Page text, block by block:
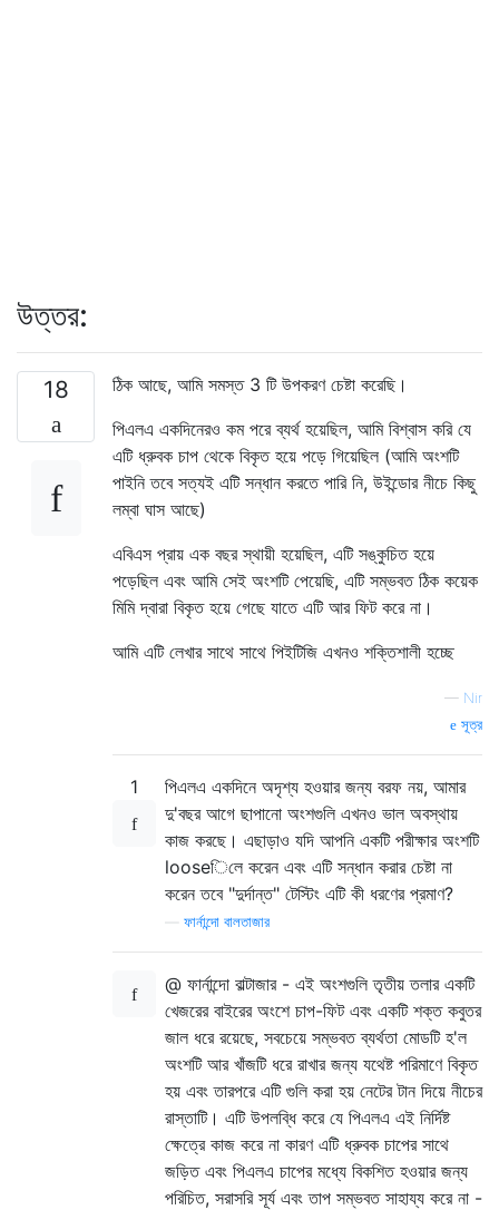
উত্তর:
18
ঠিক আছে, আমি সমস্ত 3 টি উপকরণ চেষ্টা করেছি।
পিএলএ একদিনেরও কম পরে ব্যর্থ হয়েছিল, আমি বিশ্বাস করি যে
এটি ধ্রুবক চাপ থেকে বিকৃত হয়ে পড়ে গিয়েছিল (আমি অংশটি
পাইনি তবে সত্যই এটি সন্ধান করতে পারি নি, উইন্ডোর নীচে কিছু
লম্বা ঘাস আছে)
এবিএস প্রায় এক বছর স্থায়ী হয়েছিল, এটি সঙ্কুচিত হয়ে
পড়েছিল এবং আমি সেই অংশটি পেয়েছি, এটি সম্ভবত ঠিক কয়েক
মিমি দ্বারা বিকৃত হয়ে গেছে যাতে এটি আর ফিট করে না।
আমি এটি লেখার সাথে সাথে পিইটিজি এখনও শক্তিশালী হচ্ছে
— Nir
সূত্র
1
পিএলএ একদিনে অদৃশ্য হওয়ার জন্য বরফ নয়, আমার
দু'বছর আগে ছাপানো অংশগুলি এখনও ভাল অবস্থায়
কাজ করছে। এছাড়াও যদি আপনি একটি পরীক্ষার অংশটি
looseিলে করেন এবং এটি সন্ধান করার চেষ্টা না
করেন তবে "দুর্দান্ত" টেস্টিং এটি কী ধরণের প্রমাণ?
ফার্নান্দো বালতাজার
@ ফার্নান্দো বাল্টাজার - এই অংশগুলি তৃতীয় তলার একটি
খেজরের বাইরের অংশে চাপ-ফিট এবং একটি শক্ত কবুতর
জাল ধরে রয়েছে, সবচেয়ে সম্ভবত ব্যর্থতা মোডটি হ'ল
অংশটি আর খাঁজটি ধরে রাখার জন্য যথেষ্ট পরিমাণে বিকৃত
হয় এবং তারপরে এটি গুলি করা হয় নেটের টান দিয়ে নীচের
রাস্তাটি। এটি উপলব্ধি করে যে পিএলএ এই নির্দিষ্ট
ক্ষেত্রে কাজ করে না কারণ এটি ধ্রুবক চাপের সাথে
জড়িত এবং পিএলএ চাপের মধ্যে বিকশিত হওয়ার জন্য
পরিচিত, সরাসরি সূর্য এবং তাপ সম্ভবত সাহায্য করে না -